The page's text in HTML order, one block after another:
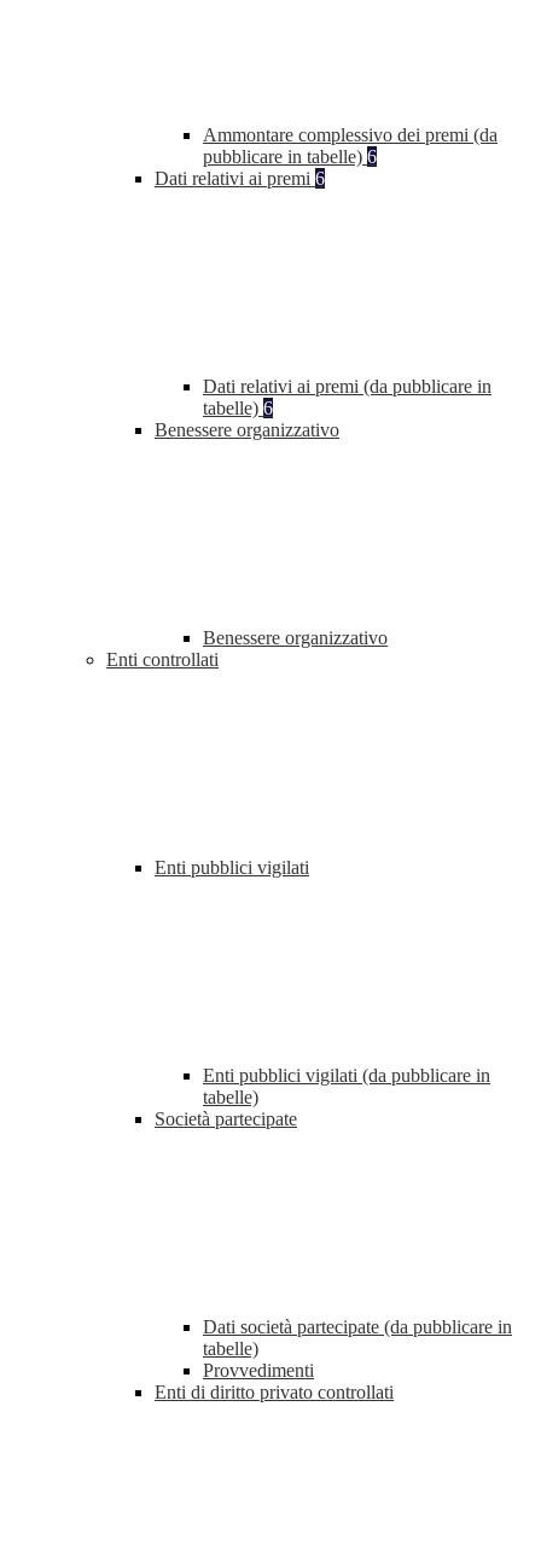
Ammontare complessivo dei premi (da
pubblicare in tabelle) 6
Dati relativi ai premi 6
Dati relativi ai premi (da pubblicare in
tabelle) 6
Benessere organizzativo
Benessere organizzativo
Enti controllati
Enti pubblici vigilati
Enti pubblici vigilati (da pubblicare in
tabelle)
Società partecipate
Dati società partecipate (da pubblicare in
tabelle)
Provvedimenti
Enti di diritto privato controllati